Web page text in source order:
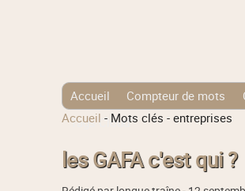
Accueil Compteur de mots
Tags Cloud
Accueil - Mots clés - entreprises
les GAFA c'est qui ?